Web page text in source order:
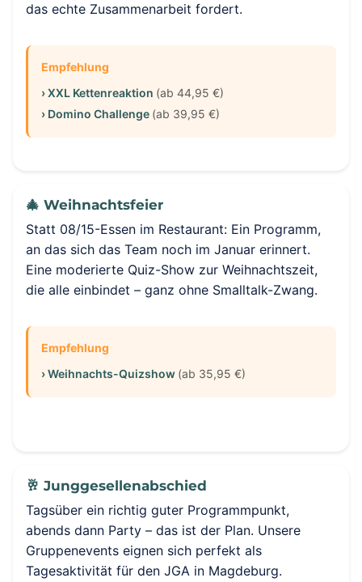
das echte Zusammenarbeit fordert.
Empfehlung
› XXL Kettenreaktion (ab 44,95 €)
› Domino Challenge (ab 39,95 €)
🎄 Weihnachtsfeier
Statt 08/15-Essen im Restaurant: Ein Programm,
an das sich das Team noch im Januar erinnert.
Eine moderierte Quiz-Show zur Weihnachtszeit,
die alle einbindet – ganz ohne Smalltalk-Zwang.
Empfehlung
› Weihnachts-Quizshow (ab 35,95 €)
🥂 Junggesellenabschied
Tagsüber ein richtig guter Programmpunkt,
abends dann Party – das ist der Plan. Unsere
Gruppenevents eignen sich perfekt als
Tagesaktivität für den JGA in Magdeburg.